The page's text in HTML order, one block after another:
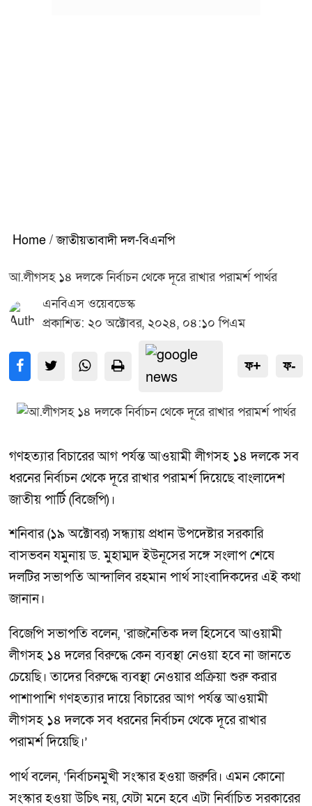
Home / জাতীয়তাবাদী দল-বিএনপি
আ.লীগসহ ১৪ দলকে নির্বাচন থেকে দূরে রাখার পরামর্শ পার্থর
এনবিএস ওয়েবডেস্ক
প্রকাশিত: ২০ অক্টোবর, ২০২৪, ০৪:১০ পিএম
ফ+ ফ-
গণহত্যার বিচারের আগ পর্যন্ত আওয়ামী লীগসহ ১৪ দলকে সব
ধরনের নির্বাচন থেকে দূরে রাখার পরামর্শ দিয়েছে বাংলাদেশ
জাতীয় পার্টি (বিজেপি)।
শনিবার (১৯ অক্টোবর) সন্ধ্যায় প্রধান উপদেষ্টার সরকারি
বাসভবন যমুনায় ড. মুহাম্মদ ইউনূসের সঙ্গে সংলাপ শেষে
দলটির সভাপতি আন্দালিব রহমান পার্থ সাংবাদিকদের এই কথা
জানান।
বিজেপি সভাপতি বলেন, ‘রাজনৈতিক দল হিসেবে আওয়ামী
লীগসহ ১৪ দলের বিরুদ্ধে কেন ব্যবস্থা নেওয়া হবে না জানতে
চেয়েছি। তাদের বিরুদ্ধে ব্যবস্থা নেওয়ার প্রক্রিয়া শুরু করার
পাশাপাশি গণহত্যার দায়ে বিচারের আগ পর্যন্ত আওয়ামী
লীগসহ ১৪ দলকে সব ধরনের নির্বাচন থেকে দূরে রাখার
পরামর্শ দিয়েছি।’
পার্থ বলেন, ‘নির্বাচনমুখী সংস্কার হওয়া জরুরি। এমন কোনো
সংস্কার হওয়া উচিৎ নয়, যেটা মনে হবে এটা নির্বাচিত সরকারের